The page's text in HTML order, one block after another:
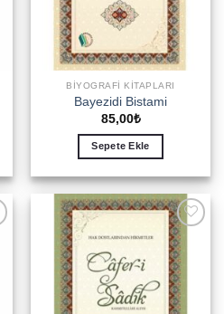
BIYOGRAFI KITAPLARI
Bayezidi Bistami
85,00₺
Sepete Ekle
Add to
wishlist